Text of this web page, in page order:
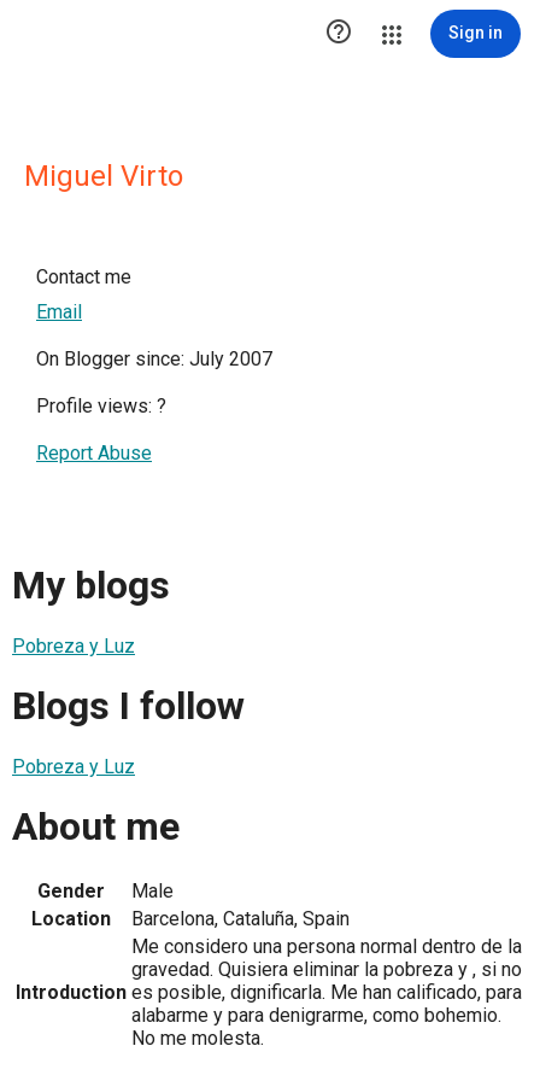
 Sign in
Miguel Virto
Contact me
Email
On Blogger since: July 2007
Profile views: ?
Report Abuse
My blogs
Pobreza y Luz
Blogs I follow
Pobreza y Luz
About me
Gender
Male
Location
Barcelona, Cataluña, Spain
Introduction
Me considero una persona normal dentro de la
gravedad. Quisiera eliminar la pobreza y , si no
es posible, dignificarla. Me han calificado, para
alabarme y para denigrarme, como bohemio.
No me molesta.